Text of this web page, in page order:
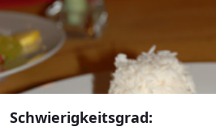
Schwierigkeitsgrad: